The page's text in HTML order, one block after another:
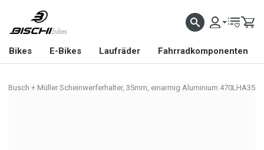
Bikes E-Bikes Laufräder Fahrradkomponenten
Busch + Müller Scheinwerferhalter, 35mm, einarmig Aluminium 470LHA35